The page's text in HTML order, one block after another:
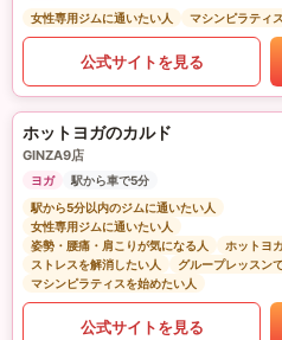
女性専用ジムに通いたい人
マシンピラティ
公式サイトを見る
ホットヨガのカルド
GINZA9店
ヨガ
駅から車で5分
駅から5分以内のジムに通いたい人
女性専用ジムに通いたい人
姿勢・腰痛・肩こりが気になる人
ホットヨ
ストレスを解消したい人
グループレッスン
マシンピラティスを始めたい人
公式サイトを見る